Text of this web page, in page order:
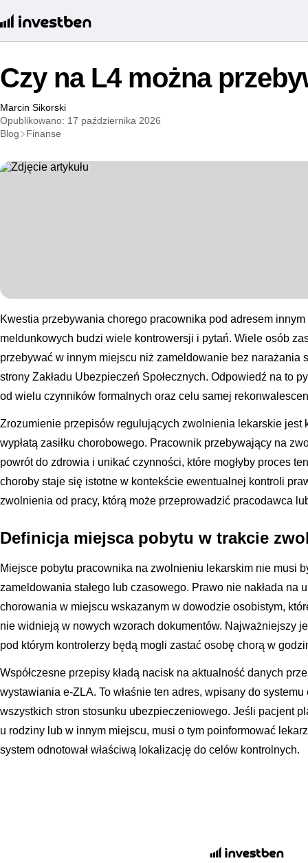
Czy na L4 można
Marcin Sikorski
Opublikowano: 17 października 2026
Blog
Finanse
Kwestia przebywania chorego pracownika pod adresem
meldunkowych budzi wiele kontrowersji i pytań. Wiele osób
przebywać w innym miejscu niż zameldowanie bez narażania
strony Zakładu Ubezpieczeń Społecznych. Odpowiedź na to
od wielu czynników formalnych oraz celu samej
Zrozumienie przepisów regulujących zwolnienia lekarskie jest
wypłatą zasiłku chorobowego. Pracownik przebywający na
powrót do zdrowia i unikać czynności, które mogłyby proces
choroby staje się istotne w kontekście ewentualnej kontroli
zwolnienia od pracy, którą może przeprowadzić pracodawca
Definicja miejsca pobytu w trakcie
Miejsce pobytu pracownika na zwolnieniu lekarskim nie musi
zameldowania stałego lub czasowego. Prawo nie nakłada na
chorowania w miejscu wskazanym w dowodzie osobistym,
nie widnieją w nowych wzorach dokumentów. Najważniejszy
pod którym kontrolerzy będą mogli zastać osobę chorą w
Współczesne przepisy kładą nacisk na aktualność danych
wystawiania e-ZLA. To właśnie ten adres, wpisany do
wszystkich stron stosunku ubezpieczeniowego. Jeśli pacjent
u rodziny lub w innym miejscu, musi o tym poinformować
system odnotował właściwą lokalizację do celów kontrolnych.